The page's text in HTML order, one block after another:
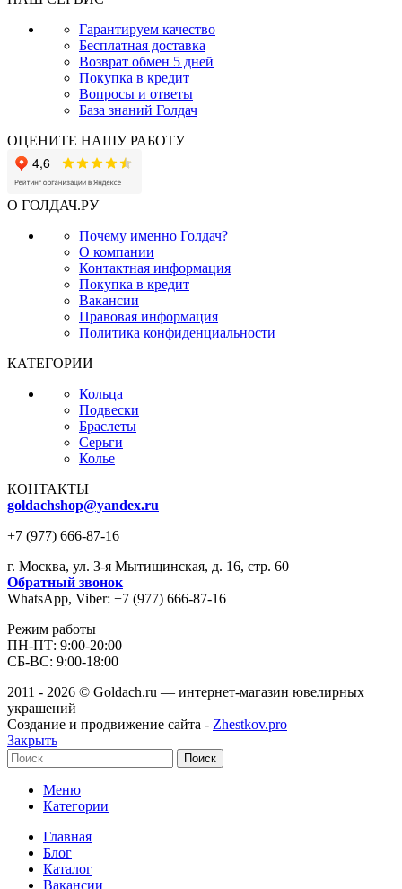
Гарантируем качество
Бесплатная доставка
Возврат обмен 5 дней
Покупка в кредит
Вопросы и ответы
База знаний Голдач
ОЦЕНИТЕ НАШУ РАБОТУ
О ГОЛДАЧ.РУ
Почему именно Голдач?
О компании
Контактная информация
Покупка в кредит
Вакансии
Правовая информация
Политика конфиденциальности
КАТЕГОРИИ
Кольца
Подвески
Браслеты
Серьги
Колье
КОНТАКТЫ
goldachshop@yandex.ru
+7 (977) 666-87-16
г. Москва, ул. 3-я Мытищинская, д. 16, стр. 60
Обратный звонок
WhatsApp, Viber: +7 (977) 666-87-16
Режим работы
ПН-ПТ: 9:00-20:00
СБ-ВС: 9:00-18:00
2011 - 2026 © Goldach.ru — интернет-магазин ювелирных
украшений
Создание и продвижение сайта - Zhestkov.pro
Закрыть
Поиск
Меню
Категории
Главная
Блог
Каталог
Вакансии